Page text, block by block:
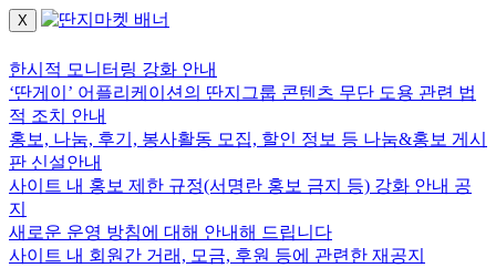
X
한시적 모니터링 강화 안내
‘딴게이’ 어플리케이션의 딴지그룹 콘텐츠 무단 도용 관련 법
적 조치 안내
홍보, 나눔, 후기, 봉사활동 모집, 할인 정보 등 나눔&홍보 게시
판 신설안내
사이트 내 홍보 제한 규정(서명란 홍보 금지 등) 강화 안내 공
지
새로운 운영 방침에 대해 안내해 드립니다
사이트 내 회원간 거래, 모금, 후원 등에 관련한 재공지